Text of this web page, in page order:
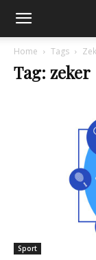
Home Tags
Tag: zeker
Sport